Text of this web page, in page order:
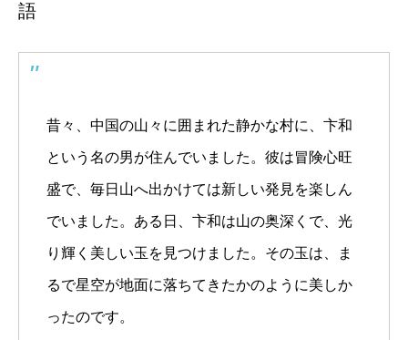
語
昔々、中国の山々に囲まれた静かな村に、卞和
という名の男が住んでいました。彼は冒険心旺
盛で、毎日山へ出かけては新しい発見を楽しん
でいました。ある日、卞和は山の奥深くで、光
り輝く美しい玉を見つけました。その玉は、ま
るで星空が地面に落ちてきたかのように美しか
ったのです。